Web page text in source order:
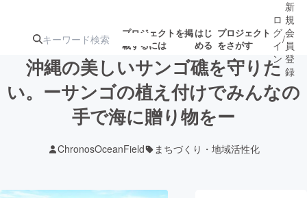
プロジェクトを掲
載するには
はじ
める
プロジェクト
をさがす
注目のリ 注目の新着プロ 募集終了が近いプ
ロジェクト
ロ
グ
イ
ン
/
新
規
会
員
登
録
沖縄の美しいサンゴ礁を守りた
い。ーサンゴの植え付けでみんなの
手で海に贈り物をー
ChronosOceanField まちづくり・地域活性化